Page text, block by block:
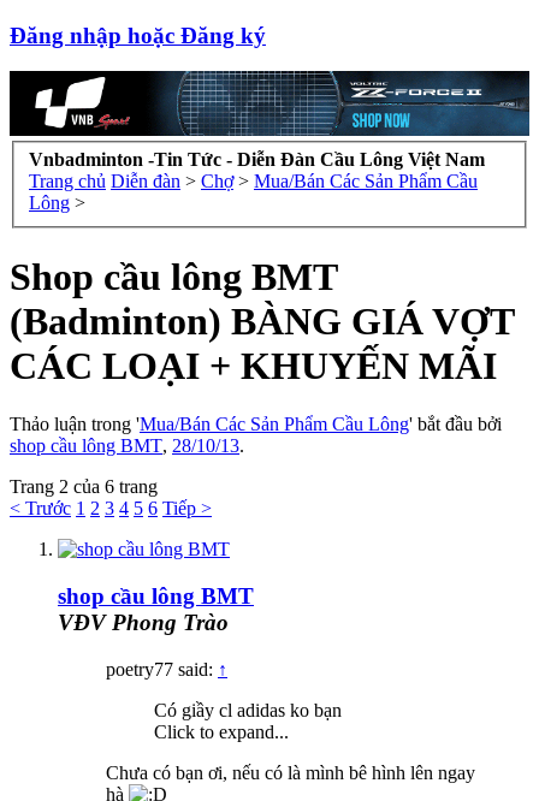
Đăng nhập hoặc Đăng ký
Vnbadminton -Tin Tức - Diễn Đàn Cầu Lông Việt Nam
Trang chủ Diễn đàn > Chợ > Mua/Bán Các Sản Phẩm Cầu
Lông >
Shop cầu lông BMT
(Badminton) BÀNG GIÁ VỢT
CÁC LOẠI + KHUYẾN MÃI
Thảo luận trong 'Mua/Bán Các Sản Phẩm Cầu Lông' bắt đầu bởi
shop cầu lông BMT, 28/10/13.
Trang 2 của 6 trang
< Trước 1 2 3 4 5 6 Tiếp >
shop cầu lông BMT
VĐV Phong Trào
poetry77 said: ↑
Có giầy cl adidas ko bạn
Click to expand...
Chưa có bạn ơi, nếu có là mình bê hình lên ngay
hà